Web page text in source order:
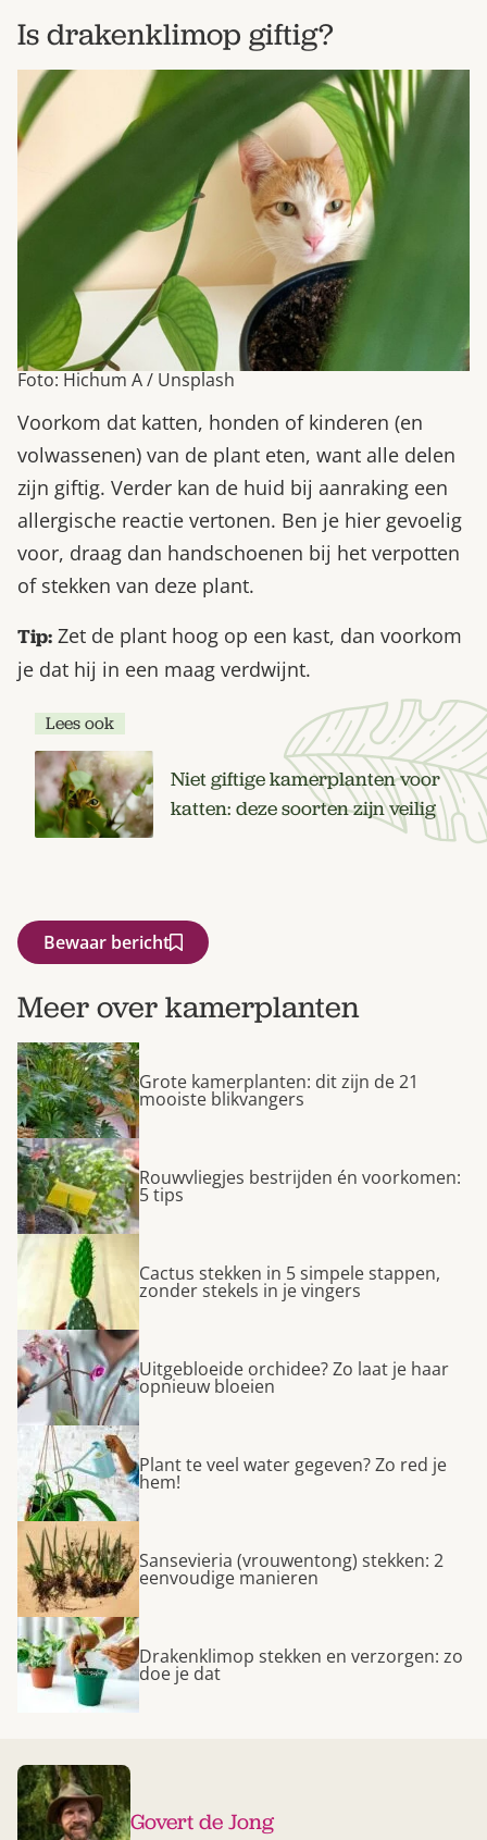
Is drakenklimop giftig?
Foto: Hichum A / Unsplash
Voorkom dat katten, honden of kinderen (en
volwassenen) van de plant eten, want alle delen
zijn giftig. Verder kan de huid bij aanraking een
allergische reactie vertonen. Ben je hier gevoelig
voor, draag dan handschoenen bij het verpotten
of stekken van deze plant.
Tip: Zet de plant hoog op een kast, dan voorkom
je dat hij in een maag verdwijnt.
Lees ook
Niet giftige kamerplanten voor
katten: deze soorten zijn veilig
Bewaar bericht
Meer over kamerplanten
Grote kamerplanten: dit zijn de 21
mooiste blikvangers
Rouwvliegjes bestrijden én voorkomen:
5 tips
Cactus stekken in 5 simpele stappen,
zonder stekels in je vingers
Uitgebloeide orchidee? Zo laat je haar
opnieuw bloeien
Plant te veel water gegeven? Zo red je
hem!
Sansevieria (vrouwentong) stekken: 2
eenvoudige manieren
Drakenklimop stekken en verzorgen: zo
doe je dat
Govert de Jong